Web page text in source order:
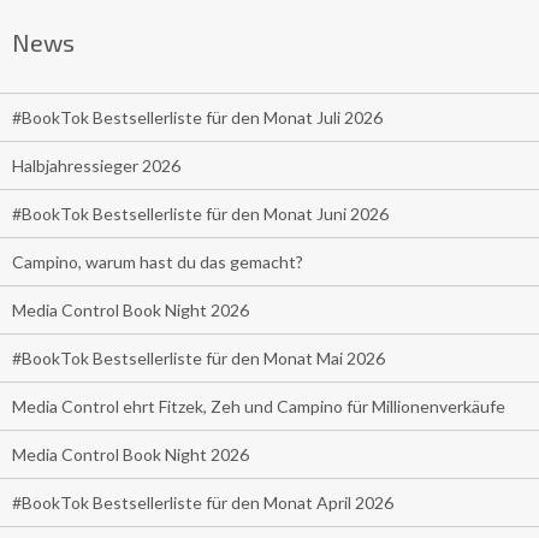
News
#BookTok Bestsellerliste für den Monat Juli 2026
Halbjahressieger 2026
#BookTok Bestsellerliste für den Monat Juni 2026
Campino, warum hast du das gemacht?
Media Control Book Night 2026
#BookTok Bestsellerliste für den Monat Mai 2026
Media Control ehrt Fitzek, Zeh und Campino für Millionenverkäufe
Media Control Book Night 2026
#BookTok Bestsellerliste für den Monat April 2026